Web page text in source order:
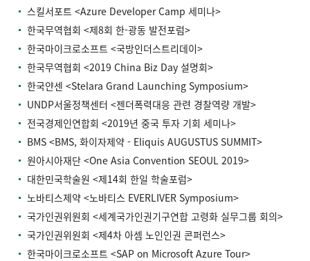
스킬서포트 <Azure Developer Camp 세미나>
한국무역협회 <제8회 한-광동 발전포럼>
한국마이크로소프트 <국방인더스트리데이>
한국무역협회 <2019 China Biz Day 설명회>
한국얀센 <Stelara Grand Launching Symposium>
UNDP서울정책센터 <젠더폭력대응 관련 경찰역량 개발>
전국경제인연합회 <2019년 중국 투자 기회 세미나>
BMS <BMS, 화이자제약 - Eliquis AUGUSTUS SUMMIT>
원아시아재단 <One Asia Convention SEOUL 2019>
대한민국학술원 <제14회 한일 학술포럼>
노바티스제약 <노바티스 EVERLIVER Symposium>
국가인권위원회 <세계국가인권기구연합 고령화 실무그룹 회의>
국가인권위원회 <제4차 아셈 노인인권 콘퍼런스>
한국마이크로소프트 <SAP on Microsoft Azure Tour>